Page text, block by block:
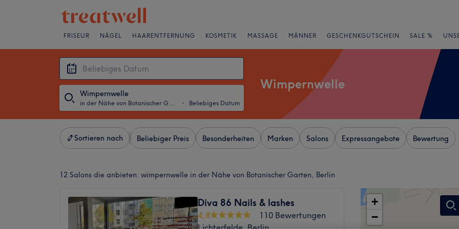
FRISEUR NÄGEL HAARENTFERNUNG KOSMETIK MASSAGE MÄNNER GESCHENKGUTSCHEIN SALE %
Wimpernwelle
in der Nähe von Botanischer Garten, Berlin ・ Beliebiges Datum
Wimpernwelle
Sortieren nach Beliebiger Preis Besonderheiten Marken Salons Expressangebote Bewertung
12 Salons die anbieten: wimpernwelle in der Nähe von Botanischer Garten, Berlin
Diva 86 Nails & lashes
4,8
110 Bewertungen
+
−